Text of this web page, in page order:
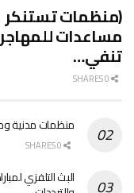
(منظمات تستنكر
مساعدات
تنفي…
منظمات مدنية
البث التلفزي